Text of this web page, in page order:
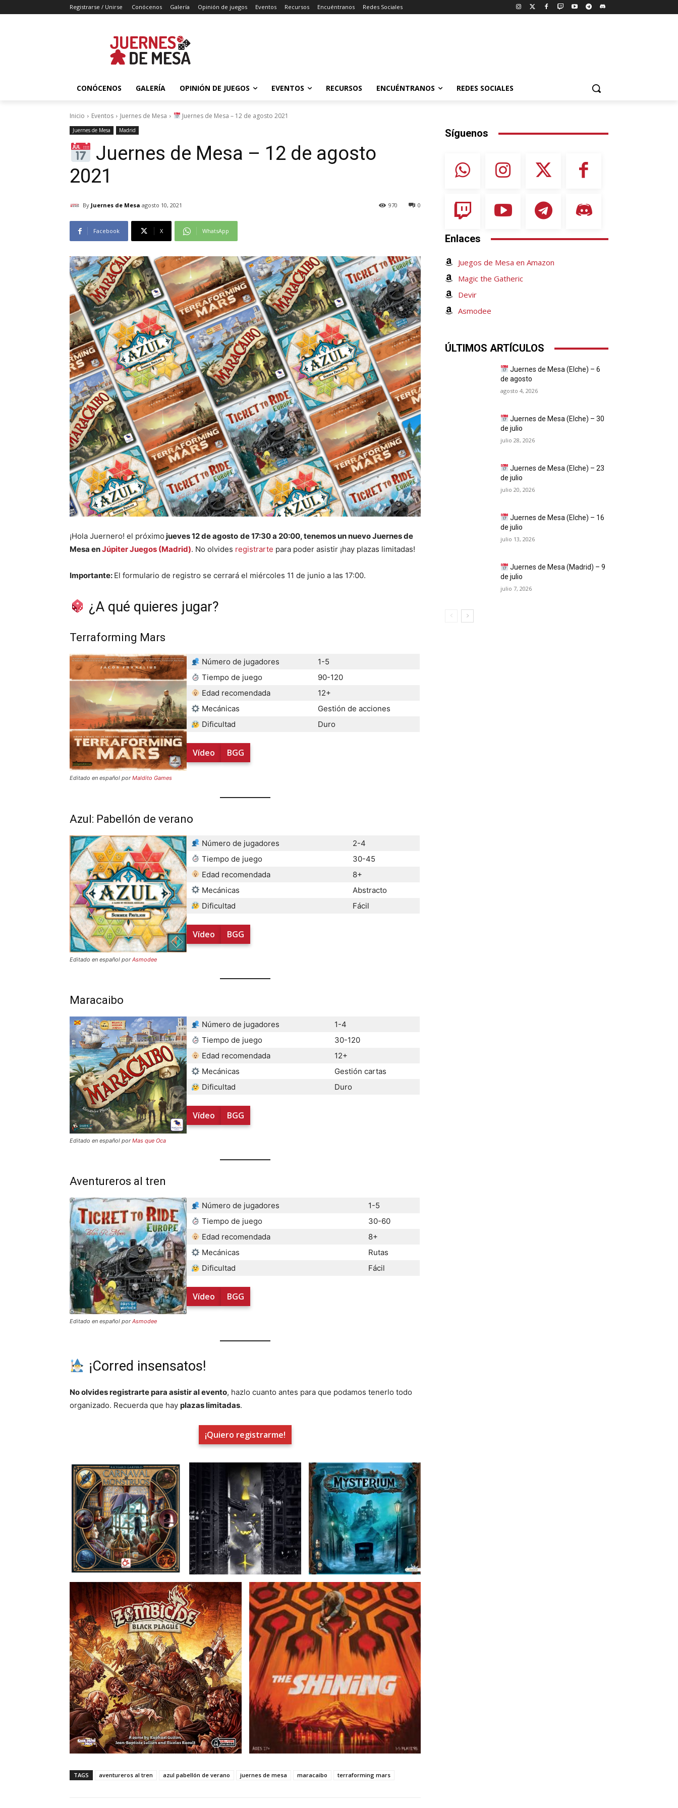
Registrarse / Unirse Conócenos Galería Opinión de juegos Eventos Recursos Encuéntranos Redes Sociales
CONÓCENOS GALERÍA OPINIÓN DE JUEGOS EVENTOS RECURSOS ENCUÉNTRANOS REDES SOCIALES
Inicio Eventos Juernes de Mesa Juernes de Mesa – 12 de agosto 2021
Juernes de Mesa Madrid
Juernes de Mesa – 12 de agosto
2021
By Juernes de Mesa agosto 10, 2021 0
970
Facebook X WhatsApp
¡Hola Juernero! el próximo jueves 12 de agosto de 17:30 a 20:00, tenemos un nuevo Juernes de
Mesa enJúpiter Juegos (Madrid). No olvides registrarte para poder asistir ¡hay plazas limitadas!
Importante: El formulario de registro se cerrará el miércoles 11 de junio a las 17:00.
¿A qué quieres jugar?
Terraforming Mars
Editado en español porMaldito Games
Número de jugadores
1-5
Tiempo de juego
90-120
Edad recomendada
12+
Mecánicas
Gestión de acciones
Dificultad
Duro
Vídeo BGG
Azul: Pabellón de verano
Editado en español porAsmodee
Número de jugadores
2-4
Tiempo de juego
30-45
Edad recomendada
8+
Mecánicas
Abstracto
Dificultad
Fácil
Vídeo BGG
Maracaibo
Editado en español porMas que Oca
Número de jugadores
1-4
Tiempo de juego
30-120
Edad recomendada
12+
Mecánicas
Gestión cartas
Dificultad
Duro
Vídeo BGG
Aventureros al tren
Editado en español porAsmodee
Número de jugadores
1-5
Tiempo de juego
30-60
Edad recomendada
8+
Mecánicas
Rutas
Dificultad
Fácil
Vídeo BGG
¡Corred insensatos!
No olvides registrarte para asistir al evento, hazlo cuanto antes para que podamos tenerlo todo
organizado. Recuerda que hay plazas limitadas.
¡Quiero registrarme!
TAGS aventureros al tren azul pabellón de verano juernes de mesa maracaibo terraforming mars
Síguenos
Enlaces
Juegos de Mesa en Amazon
Magic the Gatheric
Devir
Asmodee
ÚLTIMOS ARTÍCULOS
Juernes de Mesa (Elche) – 6
de agosto
agosto 4, 2026
Juernes de Mesa (Elche) – 30
de julio
julio 28, 2026
Juernes de Mesa (Elche) – 23
de julio
julio 20, 2026
Juernes de Mesa (Elche) – 16
de julio
julio 13, 2026
Juernes de Mesa (Madrid) – 9
de julio
julio 7, 2026